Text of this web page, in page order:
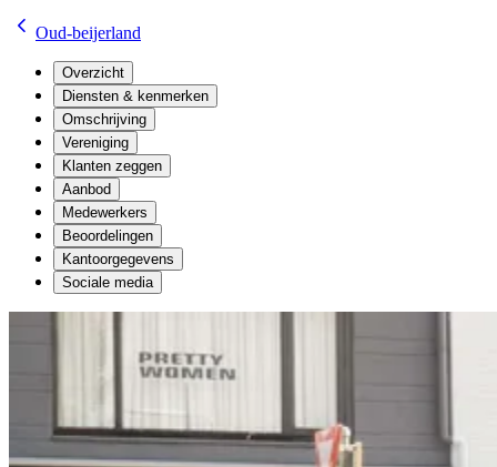
Oud-beijerland
Overzicht
Diensten & kenmerken
Omschrijving
Vereniging
Klanten zeggen
Aanbod
Medewerkers
Beoordelingen
Kantoorgegevens
Sociale media